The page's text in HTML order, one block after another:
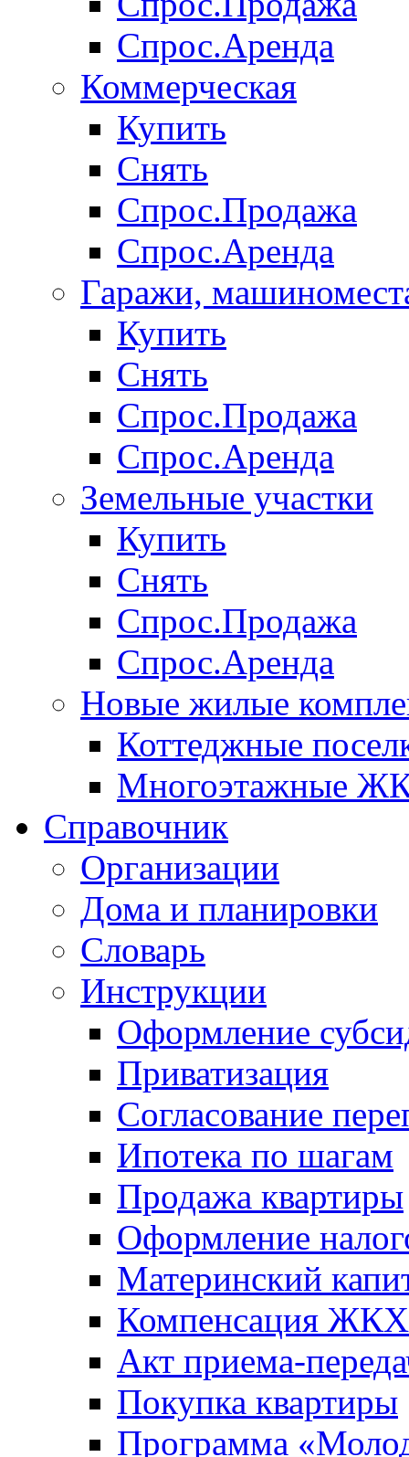
Спрос.Аренда
Коммерческая
Купить
Снять
Спрос.Продажа
Спрос.Аренда
Гаражи,
Купить
Снять
Спрос.Продажа
Спрос.Аренда
Земельные участки
Купить
Снять
Спрос.Продажа
Спрос.Аренда
Новые жилые
Коттеджные
Многоэтажные
Справочник
Организации
Дома и планировки
Словарь
Инструкции
Оформление
Приватизация
Согласование
Ипотека по шагам
Продажа квартиры
Оформление
Материнский
Компенсация ЖКХ
Акт приема-
Покупка квартиры
Программа